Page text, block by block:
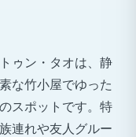
ゥン・タオは、静
な竹小屋でゆった
スポットです。特
連れや友人グルー